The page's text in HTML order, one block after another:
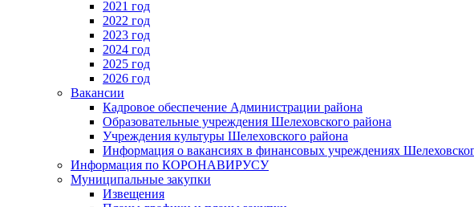
2021 год
2022 год
2023 год
2024 год
2025 год
2026 год
Вакансии
Кадровое обеспечение Администрации района
Образовательные учреждения Шелеховского района
Учреждения культуры Шелеховского района
Информация о вакансиях в финансовых учреждениях
Информация по КОРОНАВИРУСУ
Муниципальные закупки
Извещения